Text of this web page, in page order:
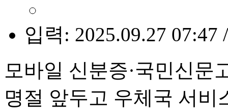
입력: 2025.09.27 07:47
모바일 신분증·국민신문
명절 앞두고 우체국 서비